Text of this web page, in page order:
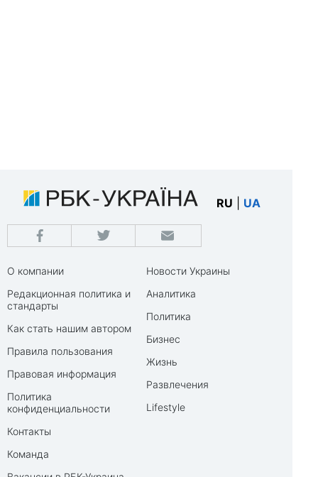
RU UA
О компании
Редакционная политика и
стандарты
Как стать нашим автором
Правила пользования
Правовая информация
Политика
конфиденциальности
Контакты
Команда
Новости Украины
Аналитика
Политика
Бизнес
Жизнь
Развлечения
Lifestyle